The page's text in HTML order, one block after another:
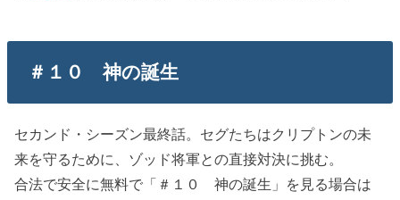
＃１０ 神の誕生
セカンド・シーズン最終話。セグたちはクリプトンの未
来を守るために、ゾッド将軍との直接対決に挑む。
合法で安全に無料で「＃１０ 神の誕生」を見る場合は